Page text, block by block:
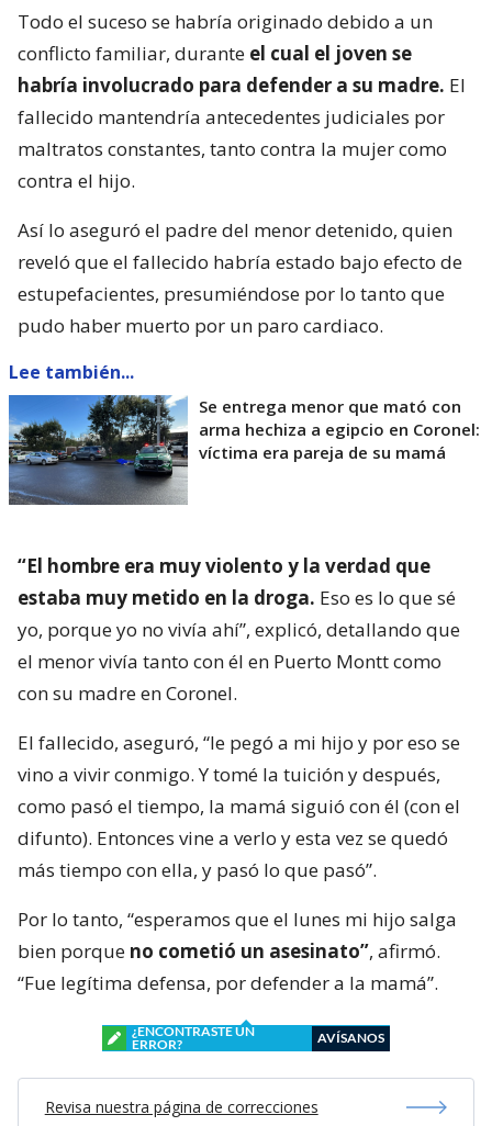
Todo el suceso se habría originado debido a un
conflicto familiar, durante el cual el joven se
habría involucrado para defender a su madre. El
fallecido mantendría antecedentes judiciales por
maltratos constantes, tanto contra la mujer como
contra el hijo.
Así lo aseguró el padre del menor detenido, quien
reveló que el fallecido habría estado bajo efecto de
estupefacientes, presumiéndose por lo tanto que
pudo haber muerto por un paro cardiaco.
Lee también...
Se entrega menor que mató con
arma hechiza a egipcio en Coronel:
víctima era pareja de su mamá
“El hombre era muy violento y la verdad que
estaba muy metido en la droga. Eso es lo que sé
yo, porque yo no vivía ahí”, explicó, detallando que
el menor vivía tanto con él en Puerto Montt como
con su madre en Coronel.
El fallecido, aseguró, “le pegó a mi hijo y por eso se
vino a vivir conmigo. Y tomé la tuición y después,
como pasó el tiempo, la mamá siguió con él (con el
difunto). Entonces vine a verlo y esta vez se quedó
más tiempo con ella, y pasó lo que pasó”.
Por lo tanto, “esperamos que el lunes mi hijo salga
bien porque no cometió un asesinato”, afirmó.
“Fue legítima defensa, por defender a la mamá”.
¿ENCONTRASTE UN
ERROR?
AVÍSANOS
Revisa nuestra página de correcciones